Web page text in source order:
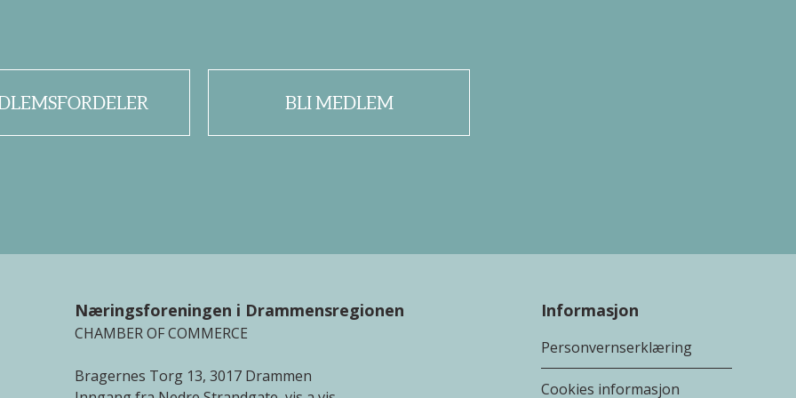
BLI MEDLEM
Næringsforeningen i Drammensregionen
CHAMBER OF COMMERCE
Bragernes Torg 13, 3017 Drammen
Informasjon
Personvernserklæring
Cookies informasjon